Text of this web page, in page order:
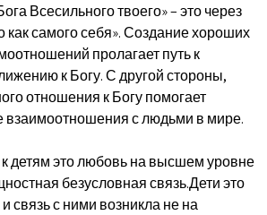
Всесильного твоего» – это через
как самого себя». Создание хороших
пролагает путь к
к Богу. С другой стороны,
отношения к Богу помогает
взаимоотношения с людьми в мире.
детям это любовь на высшем уровне
безусловная связь.Дети это
связь с ними возникла не на